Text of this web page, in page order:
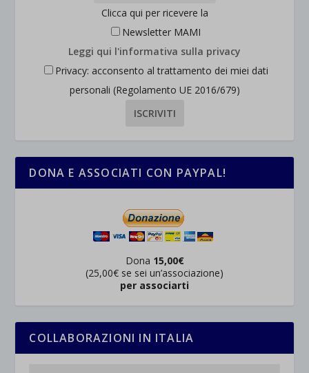
Clicca qui per ricevere la
Newsletter MAMI
Leggi qui l'informativa sulla privacy
Privacy: acconsento al trattamento dei miei dati
personali (Regolamento UE 2016/679)
DONA E ASSOCIATI CON PAYPAL!
Dona 15,00€
(25,00€ se sei un’associazione)
per associarti
COLLABORAZIONI IN ITALIA